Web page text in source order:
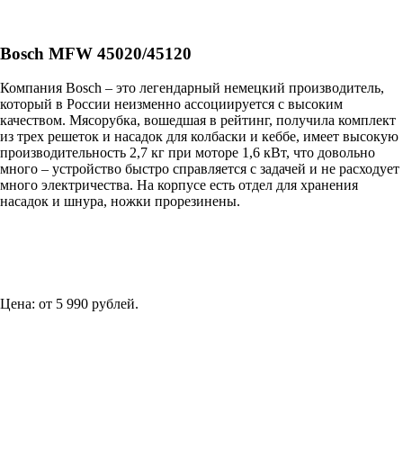
Bosch MFW 45020/45120
Компания Bosch – это легендарный немецкий производитель,
который в России неизменно ассоциируется с высоким
качеством. Мясорубка, вошедшая в рейтинг, получила комплект
из трех решеток и насадок для колбаски и кеббе, имеет высокую
производительность 2,7 кг при моторе 1,6 кВт, что довольно
много – устройство быстро справляется с задачей и не расходует
много электричества. На корпусе есть отдел для хранения
насадок и шнура, ножки прорезинены.
Цена: от 5 990 рублей.